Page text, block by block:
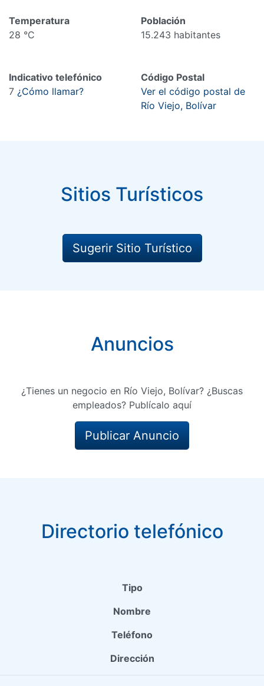
Temperatura
28 °C
Población
15.243 habitantes
Indicativo telefónico
7 ¿Cómo llamar?
Código Postal
Ver el código postal de
Río Viejo, Bolívar
Sitios Turísticos
Sugerir Sitio Turístico
Anuncios
¿Tienes un negocio en Río Viejo, Bolívar? ¿Buscas
empleados? Publícalo aquí
Publicar Anuncio
Directorio telefónico
Tipo
Nombre
Teléfono
Dirección